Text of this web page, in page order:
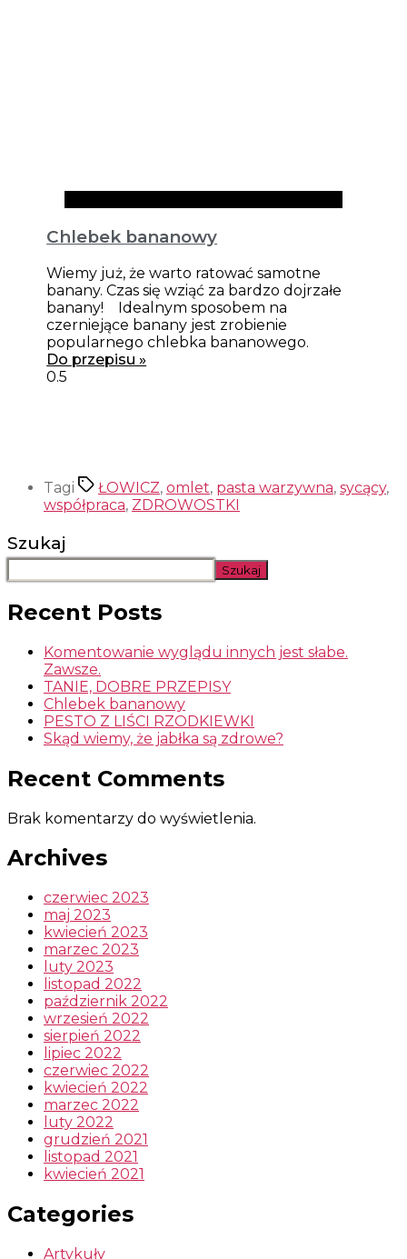
Chlebek bananowy
Wiemy już, że warto ratować samotne
banany. Czas się wziąć za bardzo dojrzałe
banany! Idealnym sposobem na
czerniejące banany jest zrobienie
popularnego chlebka bananowego.
Do przepisu »
Tagi ŁOWICZ, omlet, pasta warzywna, sycący,
współpraca, ZDROWOSTKI
Szukaj
Szukaj
Recent Posts
Komentowanie wyglądu innych jest słabe.
Zawsze.
TANIE, DOBRE PRZEPISY
Chlebek bananowy
PESTO Z LIŚCI RZODKIEWKI
Skąd wiemy, że jabłka są zdrowe?
Recent Comments
Brak komentarzy do wyświetlenia.
Archives
czerwiec 2023
maj 2023
kwiecień 2023
marzec 2023
luty 2023
listopad 2022
październik 2022
wrzesień 2022
sierpień 2022
lipiec 2022
czerwiec 2022
kwiecień 2022
marzec 2022
luty 2022
grudzień 2021
listopad 2021
kwiecień 2021
Categories
Artykuły